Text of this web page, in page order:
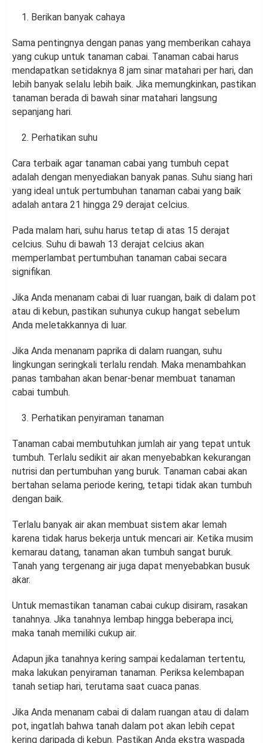
Berikan banyak cahaya
Sama pentingnya dengan panas yang memberikan cahaya
yang cukup untuk tanaman cabai. Tanaman cabai harus
mendapatkan setidaknya 8 jam sinar matahari per hari, dan
lebih banyak selalu lebih baik. Jika memungkinkan, pastikan
tanaman berada di bawah sinar matahari langsung
sepanjang hari.
Perhatikan suhu
Cara terbaik agar tanaman cabai yang tumbuh cepat
adalah dengan menyediakan banyak panas. Suhu siang hari
yang ideal untuk pertumbuhan tanaman cabai yang baik
adalah antara 21 hingga 29 derajat celcius.
Pada malam hari, suhu harus tetap di atas 15 derajat
celcius. Suhu di bawah 13 derajat celcius akan
memperlambat pertumbuhan tanaman cabai secara
signifikan.
Jika Anda menanam cabai di luar ruangan, baik di dalam pot
atau di kebun, pastikan suhunya cukup hangat sebelum
Anda meletakkannya di luar.
Jika Anda menanam paprika di dalam ruangan, suhu
lingkungan seringkali terlalu rendah. Maka menambahkan
panas tambahan akan benar-benar membuat tanaman
cabai tumbuh.
Perhatikan penyiraman tanaman
Tanaman cabai membutuhkan jumlah air yang tepat untuk
tumbuh. Terlalu sedikit air akan menyebabkan kekurangan
nutrisi dan pertumbuhan yang buruk. Tanaman cabai akan
bertahan selama periode kering, tetapi tidak akan tumbuh
dengan baik.
Terlalu banyak air akan membuat sistem akar lemah
karena tidak harus bekerja untuk mencari air. Ketika musim
kemarau datang, tanaman akan tumbuh sangat buruk.
Tanah yang tergenang air juga dapat menyebabkan busuk
akar.
Untuk memastikan tanaman cabai cukup disiram, rasakan
tanahnya. Jika tanahnya lembap hingga beberapa inci,
maka tanah memiliki cukup air.
Adapun jika tanahnya kering sampai kedalaman tertentu,
maka lakukan penyiraman tanaman. Periksa kelembapan
tanah setiap hari, terutama saat cuaca panas.
Jika Anda menanam cabai di dalam ruangan atau di dalam
pot, ingatlah bahwa tanah dalam pot akan lebih cepat
kering daripada di kebun. Pastikan Anda ekstra waspada